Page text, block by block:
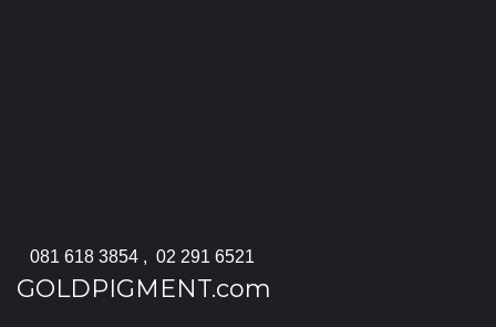
081 618 3854 , 02 291 6521
GOLDPIGMENT.com